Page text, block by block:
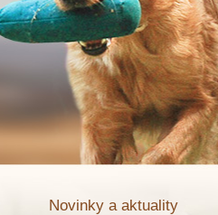
Novinky a aktuality